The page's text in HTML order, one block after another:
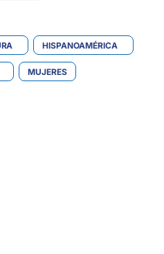
HISPANOAMÉRICA
MUJERES